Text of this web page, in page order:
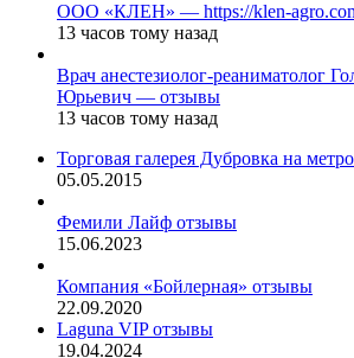
ООО «КЛЕН» — https://klen-
13 часов тому назад
Врач анестезиолог-реаниматолог
Юрьевич — отзывы
13 часов тому назад
Торговая галерея Дубровка на
05.05.2015
Фемили Лайф отзывы
15.06.2023
Компания «Бойлерная» отзывы
22.09.2020
Laguna VIP отзывы
19.04.2024